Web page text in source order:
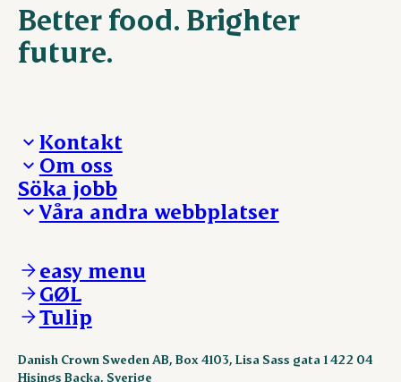
Better food. Brighter
future.
Kontakt
Presskontakt – För dig som är journalist
Reklamation
Visselblåsning
Om oss
Vi tar ledningen
Våra ställen
Söka jobb
Våra andra webbplatser
ESS-FOOD.com
KLS.se
nordicspoor.com
sokolow.pl
easy menu
GØL
Tulip
Danish Crown Sweden AB, Box 4103, Lisa Sass gata 1 422 04
Hisings Backa, Sverige